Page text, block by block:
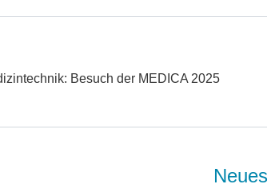
Besuch der MEDICA 2025